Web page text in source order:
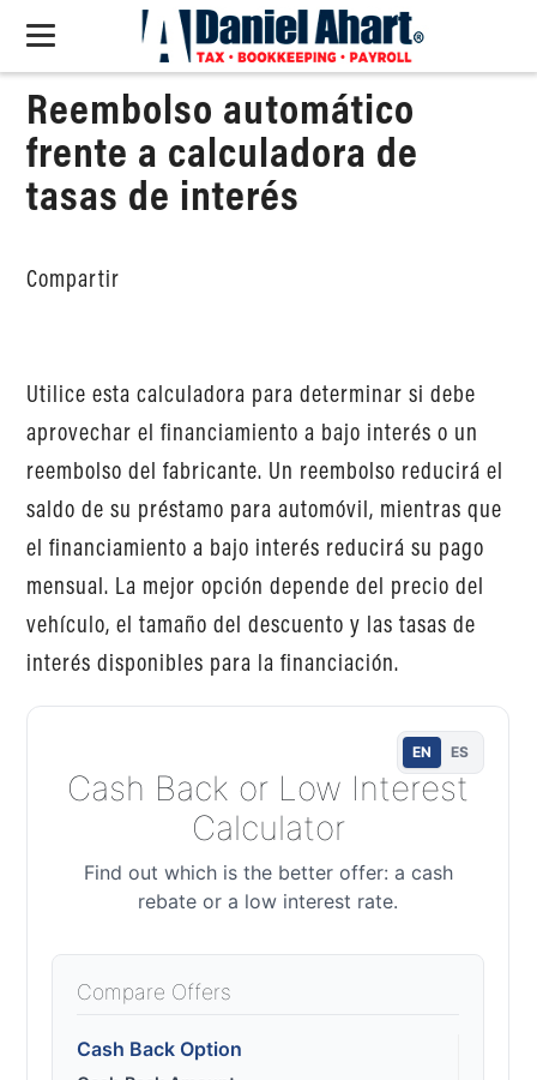
Reembolso automático
frente a calculadora de
tasas de interés
Compartir
Utilice esta calculadora para determinar si debe
aprovechar el financiamiento a bajo interés o un
reembolso del fabricante. Un reembolso reducirá el
saldo de su préstamo para automóvil, mientras que
el financiamiento a bajo interés reducirá su pago
mensual. La mejor opción depende del precio del
vehículo, el tamaño del descuento y las tasas de
interés disponibles para la financiación.